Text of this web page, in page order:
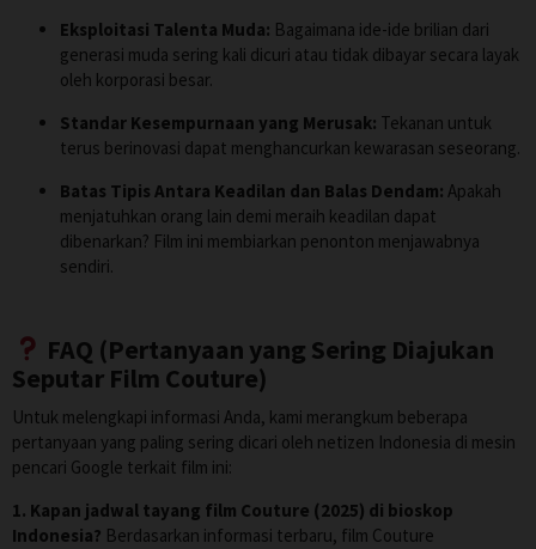
Eksploitasi Talenta Muda: Bagaimana ide-ide brilian dari
generasi muda sering kali dicuri atau tidak dibayar secara layak
oleh korporasi besar.
Standar Kesempurnaan yang Merusak: Tekanan untuk
terus berinovasi dapat menghancurkan kewarasan seseorang.
Batas Tipis Antara Keadilan dan Balas Dendam: Apakah
menjatuhkan orang lain demi meraih keadilan dapat
dibenarkan? Film ini membiarkan penonton menjawabnya
sendiri.
FAQ (Pertanyaan yang Sering Diajukan
Seputar Film Couture)
Untuk melengkapi informasi Anda, kami merangkum beberapa
pertanyaan yang paling sering dicari oleh netizen Indonesia di mesin
pencari Google terkait film ini:
1. Kapan jadwal tayang film Couture (2025) di bioskop
Indonesia? Berdasarkan informasi terbaru, film Couture